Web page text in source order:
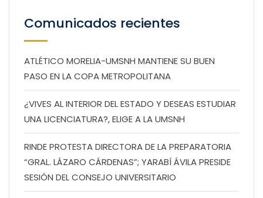
Comunicados recientes
ATLÉTICO MORELIA-UMSNH MANTIENE SU BUEN
PASO EN LA COPA METROPOLITANA
¿VIVES AL INTERIOR DEL ESTADO Y DESEAS ESTUDIAR
UNA LICENCIATURA?, ELIGE A LA UMSNH
RINDE PROTESTA DIRECTORA DE LA PREPARATORIA
“GRAL. LÁZARO CÁRDENAS”; YARABÍ ÁVILA PRESIDE
SESIÓN DEL CONSEJO UNIVERSITARIO